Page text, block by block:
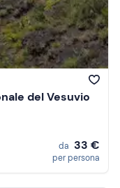
(decrescente)
del Vesuvio
da 33 €
per persona